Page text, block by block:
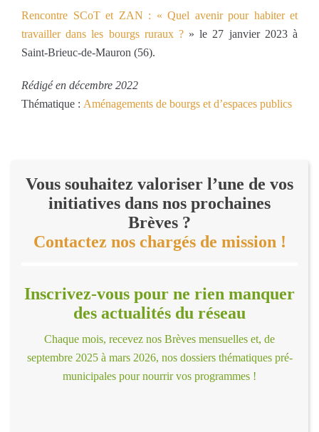
Rencontre SCoT et ZAN : « Quel avenir pour habiter et
travailler dans les bourgs ruraux ? » le 27 janvier 2023 à
Saint-Brieuc-de-Mauron (56).
Rédigé en décembre 2022
Thématique : Aménagements de bourgs et d’espaces publics
Vous souhaitez valoriser l’une de vos
initiatives dans nos prochaines
Brèves ?
Contactez nos chargés de mission !
Inscrivez-vous pour ne rien manquer
des actualités du réseau
Chaque mois, recevez nos Brèves mensuelles et, de
septembre 2025 à mars 2026, nos dossiers thématiques pré-
municipales pour nourrir vos programmes !